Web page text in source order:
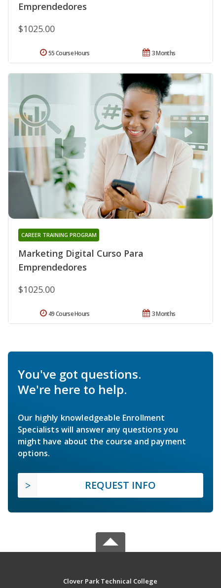
Emprendedores
$1025.00
3 Months
55 Course Hours
Marketing Digital Curso Para
Emprendedores
CAREER TRAINING PROGRAM
$1025.00
3 Months
49 Course Hours
You've got questions.
We're here to help.
Our highly knowledgeable Enrollment
Specialists will answer any questions you
might have about the course and payment
options.
REQUEST INFO
Clover Park Technical College